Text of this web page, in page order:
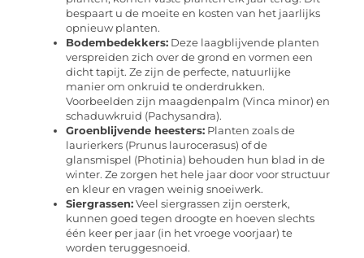
bespaart u de moeite en kosten van het jaarlijks
opnieuw planten.
Bodembedekkers: Deze laagblijvende planten
verspreiden zich over de grond en vormen een
dicht tapijt. Ze zijn de perfecte, natuurlijke
manier om onkruid te onderdrukken.
Voorbeelden zijn maagdenpalm (Vinca minor) en
schaduwkruid (Pachysandra).
Groenblijvende heesters: Planten zoals de
laurierkers (Prunus laurocerasus) of de
glansmispel (Photinia) behouden hun blad in de
winter. Ze zorgen het hele jaar door voor structuur
en kleur en vragen weinig snoeiwerk.
Siergrassen: Veel siergrassen zijn oersterk,
kunnen goed tegen droogte en hoeven slechts
één keer per jaar (in het vroege voorjaar) te
worden teruggesnoeid.